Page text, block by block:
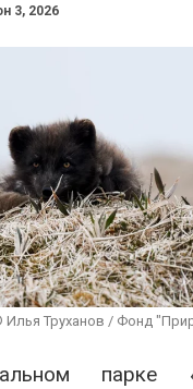
3, 2026
Илья Труханов / Фонд
парке